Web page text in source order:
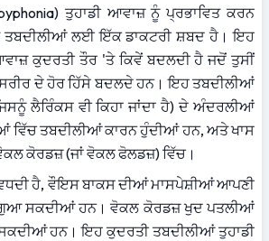
ਤੁਹਾਡੀ ਆਵਾਜ਼ ਨੂੰ ਪ੍ਰਭਾਵਿਤ ਕਰਨ
ਲਈ ਇੱਕ ਡਾਕਟਰੀ ਸ਼ਬਦ ਹੈ। ਇਹ
ਕੁਦਰਤੀ ਤੌਰ 'ਤੇ ਕਿਵੇਂ ਬਦਲਦੀ ਹੈ ਜਦੋਂ ਤੁਸੀਂ
ਦੇ ਹੋਰ ਹਿੱਸੇ ਬਦਲਦੇ ਹਨ। ਇਹ ਤਬਦੀਲੀਆਂ
ਲੈਰਿੰਕਸ ਵੀ ਕਿਹਾ ਜਾਂਦਾ ਹੈ) ਦੇ ਅੰਦਰਲੀਆਂ
ਵਿੱਚ ਤਬਦੀਲੀਆਂ ਕਾਰਨ ਹੁੰਦੀਆਂ ਹਨ, ਅਤੇ ਖਾਸ
ਕੋਰਡਜ਼ (ਜਾਂ ਵੋਕਲ ਫੋਲਡਜ਼) ਵਿੱਚ।
ਵਧਦੀ ਹੈ, ਵੌਇਸ ਬਾਕਸ ਦੀਆਂ ਮਾਸਪੇਸ਼ੀਆਂ ਆਪਣੀ
​​ਸਕਦੀਆਂ ਹਨ। ਵੋਕਲ ਕੋਰਡਜ਼ ਖੁਦ ਪਤਲੀਆਂ
ਹਨ। ਇਹ ਕੁਦਰਤੀ ਤਬਦੀਲੀਆਂ ਤੁਹਾਡੀ